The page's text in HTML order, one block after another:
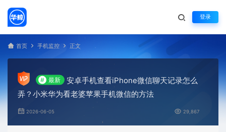
登录
首页 手机监控 正文
# 最新
安卓手机查看iPhone微信聊天记录怎么
弄？小米华为看老婆苹果手机微信的方法
2026-06-05 29,867